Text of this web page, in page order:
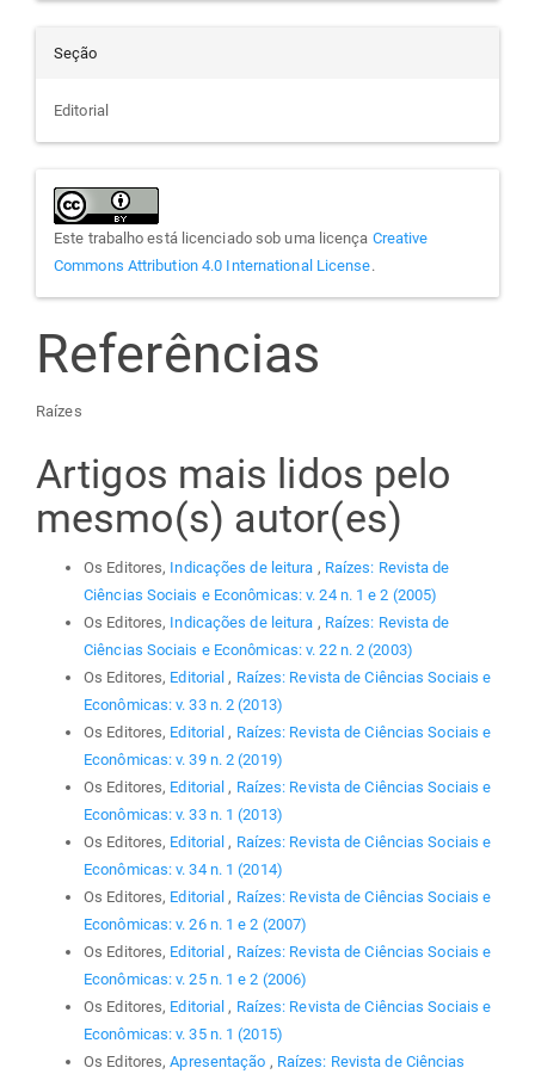
Seção
Editorial
Este trabalho está licenciado sob uma licença Creative
Commons Attribution 4.0 International License.
Referências
Raízes
Artigos mais lidos pelo
mesmo(s) autor(es)
Os Editores, Indicações de leitura , Raízes: Revista de
Ciências Sociais e Econômicas: v. 24 n. 1 e 2 (2005)
Os Editores, Indicações de leitura , Raízes: Revista de
Ciências Sociais e Econômicas: v. 22 n. 2 (2003)
Os Editores, Editorial, Raízes: Revista de Ciências Sociais e
Econômicas: v. 33 n. 2 (2013)
Os Editores, Editorial, Raízes: Revista de Ciências Sociais e
Econômicas: v. 39 n. 2 (2019)
Os Editores, Editorial, Raízes: Revista de Ciências Sociais e
Econômicas: v. 33 n. 1 (2013)
Os Editores, Editorial, Raízes: Revista de Ciências Sociais e
Econômicas: v. 34 n. 1 (2014)
Os Editores, Editorial, Raízes: Revista de Ciências Sociais e
Econômicas: v. 26 n. 1 e 2 (2007)
Os Editores, Editorial, Raízes: Revista de Ciências Sociais e
Econômicas: v. 25 n. 1 e 2 (2006)
Os Editores, Editorial, Raízes: Revista de Ciências Sociais e
Econômicas: v. 35 n. 1 (2015)
Os Editores,Apresentação , Raízes: Revista de Ciências